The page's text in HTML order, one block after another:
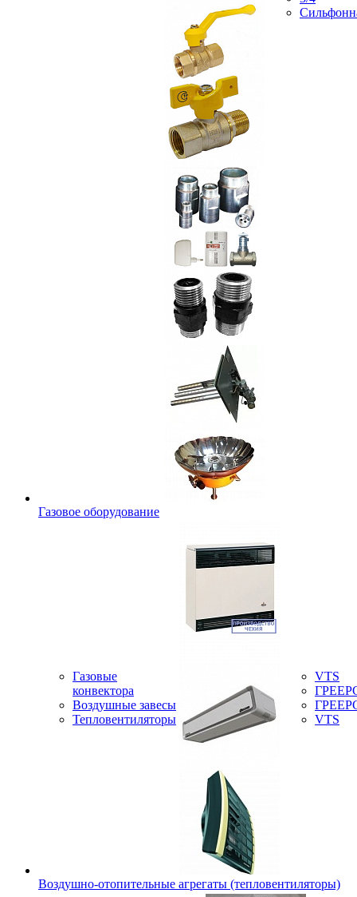
Газовое оборудование
Газовые
конвектора
Воздушные завесы
Тепловентиляторы
VTS
VTS
Воздушно-отопительные агрегаты (тепловентиляторы)